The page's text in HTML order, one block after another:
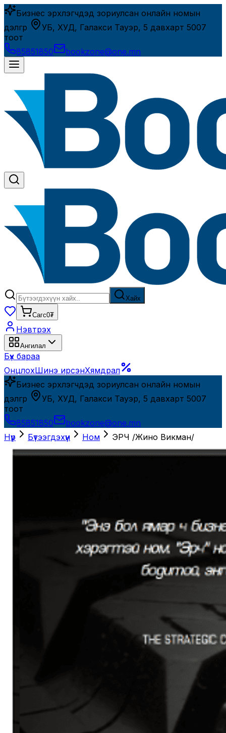
Бизнес эрхлэгчдэд зориулсан онлайн номын
дэлгүүр
УБ, ХУД, Галакси Тауэр, 5 давхарт 5007
тоот
85851850
bookzone@one.mn
Хайх
Сагс0₮
Нэвтрэх
Ангилал
Бүх бараа
ОнцлохШинэ ирсэнХямдрал
Бизнес эрхлэгчдэд зориулсан онлайн номын
дэлгүүр
УБ, ХУД, Галакси Тауэр, 5 давхарт 5007
тоот
85851850
bookzone@one.mn
Нүүр
Бүтээгдэхүүн Ном ЭРЧ /Жино Викман/